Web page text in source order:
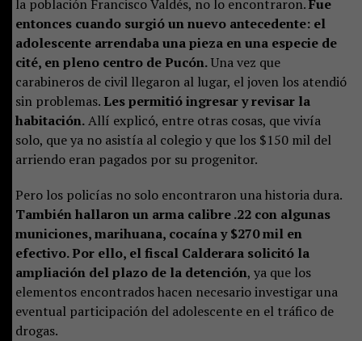
la población Francisco Valdés, no lo encontraron.Fue
entonces cuando surgió un nuevo antecedente: el
adolescente arrendaba una pieza en una especie de
cité, en pleno centro de Pucón.Una vez que
carabineros de civil llegaron al lugar, el joven los atendió
sin problemas. Les permitió ingresar y revisar la
habitación.Allí explicó, entre otras cosas, que vivía
solo, que ya no asistía al colegio y que los $150 mil del
arriendo eran pagados por su progenitor.
Pero los policías no solo encontraron una historia dura.
También hallaron un arma calibre .22 con algunas
municiones, marihuana, cocaína y $270 mil en
efectivo. Por ello, el fiscal Calderara solicitó la
ampliación del plazo de la detención, ya que los
elementos encontrados hacen necesario investigar una
eventual participación del adolescente en el tráfico de
drogas.